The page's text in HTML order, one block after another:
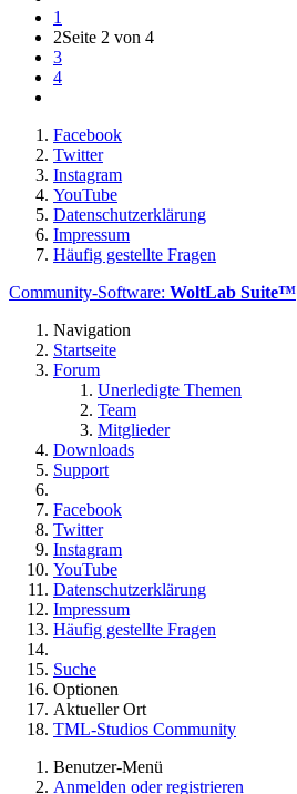
1
2Seite 2 von 4
3
4
Facebook
Twitter
Instagram
YouTube
Datenschutzerklärung
Impressum
Häufig gestellte Fragen
Community-Software: WoltLab Suite™
Navigation
Startseite
Forum
Unerledigte Themen
Team
Mitglieder
Downloads
Support
Facebook
Twitter
Instagram
YouTube
Datenschutzerklärung
Impressum
Häufig gestellte Fragen
Suche
Optionen
Aktueller Ort
TML-Studios Community
Benutzer-Menü
Anmelden oder registrieren